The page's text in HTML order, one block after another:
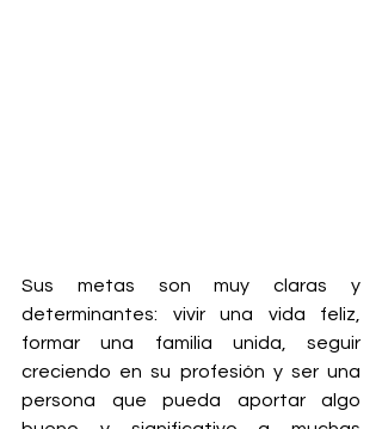
Sus metas son muy claras y
determinantes: vivir una vida feliz,
formar una familia unida, seguir
creciendo en su profesión y ser una
persona que pueda aportar algo